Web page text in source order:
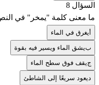
السؤال 8
ما معنى كلمة "يمخر" في
أيغرق في الماء
بيشق الماء ويسير فيه بقوة
جيقف فوق سطح الماء
د يعود سريعًا إلى الشاطئ